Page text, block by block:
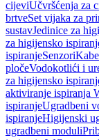
cijeviUčvršćenja za
brtveSet vijaka za
sustavJedinice za
za higijensko
ispiranjeSenzori
pločeVodokotlići i
za higijensko
aktiviranje ispiranja
ispiranjeUgradbeni
ispiranjeHigijenski
ugradbeni moduli